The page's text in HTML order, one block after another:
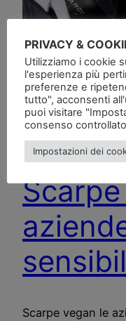
Scarpe vegan le
PRIVACY &
Utilizziamo i cookie
l'esperienza più
preferenze e
tutto", acconsenti
puoi visitare
consenso
Impostazioni dei